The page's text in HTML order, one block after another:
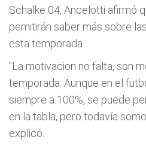
Schalke 04, Ancelotti afirmó
pemitirán saber más sobre
esta temporada.
"La motivacion no falta, son
temporada. Aunque en el
siempre a 100%, se puede
en la tabla, pero todavía
explicó.